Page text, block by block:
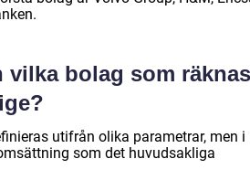
vilka bolag som räknas
utifrån olika parametrar, men i
som det huvudsakliga